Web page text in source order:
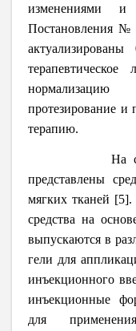
изменениями и
Постановления №
терапевтическое
протезирование
терапию.
На
представлены
мягких тканей
средства на
выпускаются в
гели для
инъекционного
инъекционные
для